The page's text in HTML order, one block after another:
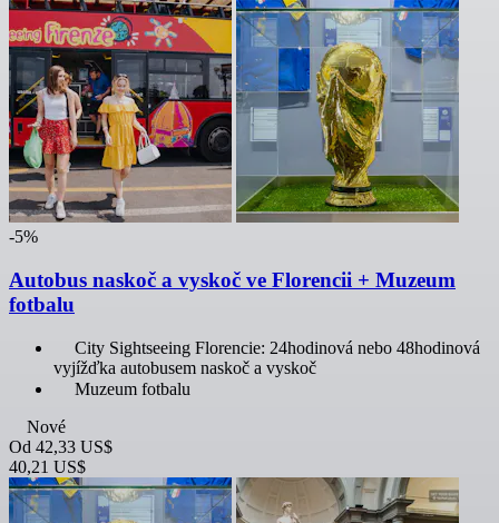
-5%
Autobus naskoč a vyskoč ve Florencii + Muzeum
fotbalu
City Sightseeing Florencie: 24hodinová nebo 48hodinová
vyjížďka autobusem naskoč a vyskoč
Muzeum fotbalu
Nové
Od 42,33 US$
40,21 US$